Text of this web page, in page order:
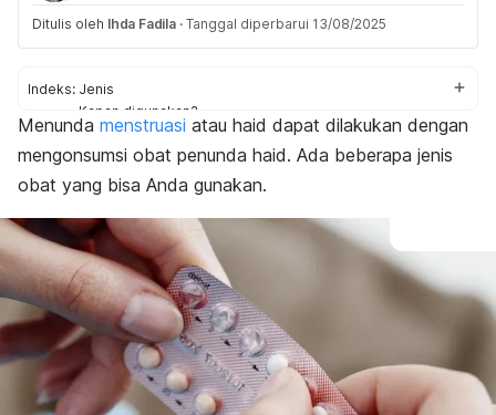
Ditulis oleh Ihda Fadila · Tanggal diperbarui 13/08/2025
Indeks: Jenis
Kapan digunakan?
Amankah?
Menunda menstruasi atau haid dapat dilakukan dengan
mengonsumsi obat penunda haid. Ada beberapa jenis
obat yang bisa Anda gunakan.